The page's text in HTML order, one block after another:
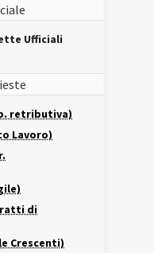
Ufficiali
retributiva)
Lavoro)
di
Crescenti)